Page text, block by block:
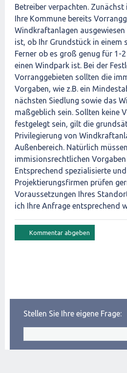
Betreiber verpachten.
Ihre Kommune bereits
Windkraftanlagen
ist, ob Ihr Grundstück in einem
Ferner ob es groß genug für 1-
einen Windpark ist. Bei der
Vorranggebieten sollten die
Vorgaben, wie z.B. ein
nächsten Siedlung sowie das
maßgeblich sein. Sollten keine
festgelegt sein, gilt die
Privilegierung von
Außenbereich. Natürlich
immisionsrechtlichen
Entsprechend spezialisierte
Projektierungsfirmen prüfen
Voraussetzungen Ihres
ich Ihre Anfrage entsprechend
Stellen Sie Ihre eigene Frage: